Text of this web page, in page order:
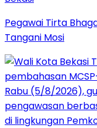
Pegawai Tirta
Tangani Mosi